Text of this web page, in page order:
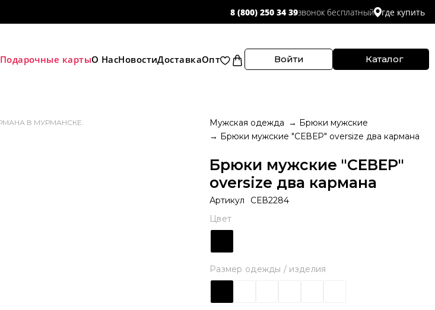
8 (800) 250 34 39звонок бесплатный где купить
Подарочные картыО НасНовостиДоставкаОпт Войти Каталог
Мужская одежда
Брюки мужские
Брюки мужские "СЕВЕР" oversize два кармана
Брюки мужские "СЕВЕР"
oversize два кармана
Артикул
СЕВ2284
Цвет
Размер одежды / изделия